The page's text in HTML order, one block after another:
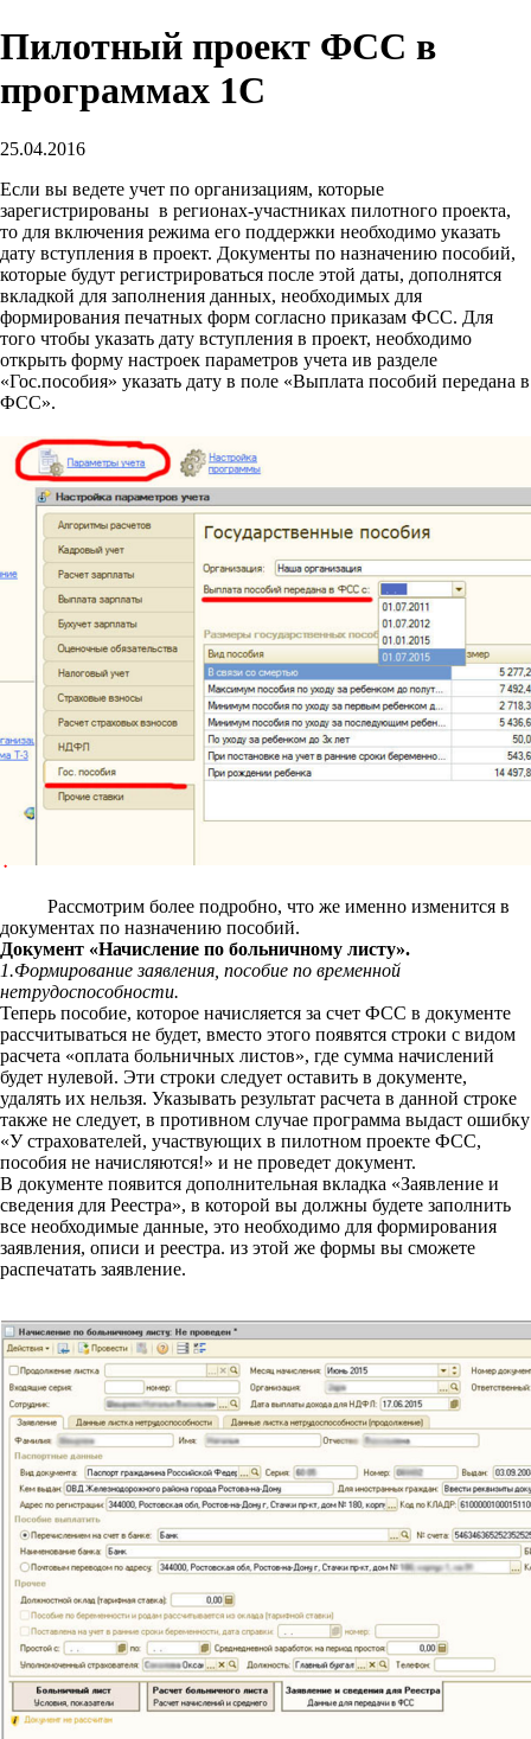
Пилотный проект ФСС в
программах 1С
25.04.2016
Если вы ведете учет по организациям, которые
зарегистрированы в регионах-участниках пилотного проекта,
то для включения режима его поддержки необходимо указать
дату вступления в проект. Документы по назначению пособий,
которые будут регистрироваться после этой даты, дополнятся
вкладкой для заполнения данных, необходимых для
формирования печатных форм согласно приказам ФСС. Для
того чтобы указать дату вступления в проект, необходимо
открыть форму настроек параметров учета ив разделе
«Гос.пособия» указать дату в поле «Выплата пособий передана в
ФСС».
Рассмотрим более подробно, что же именно изменится в
документах по назначению пособий.
Документ «Начисление по больничному листу».
1.Формирование заявления, пособие по временной
нетрудоспособности.
Теперь пособие, которое начисляется за счет ФСС в документе
рассчитываться не будет, вместо этого появятся строки с видом
расчета «оплата больничных листов», где сумма начислений
будет нулевой. Эти строки следует оставить в документе,
удалять их нельзя. Указывать результат расчета в данной строке
также не следует, в противном случае программа выдаст ошибку
«У страхователей, участвующих в пилотном проекте ФСС,
пособия не начисляются!» и не проведет документ.
В документе появится дополнительная вкладка «Заявление и
сведения для Реестра», в которой вы должны будете заполнить
все необходимые данные, это необходимо для формирования
заявления, описи и реестра. из этой же формы вы сможете
распечатать заявление.